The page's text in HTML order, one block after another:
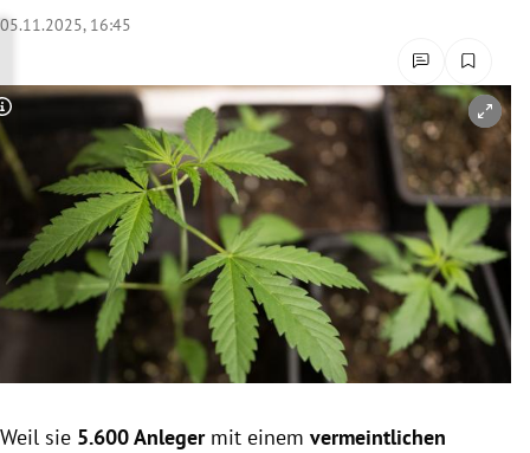
Untermenü
Untermenü
Untermenü
Untermenü
Untermenü
05.11.2025, 16:45
Copyright-Hinweis öffnen/schließen
Weil sie 5.600 Anlegermit einem vermeintlichen